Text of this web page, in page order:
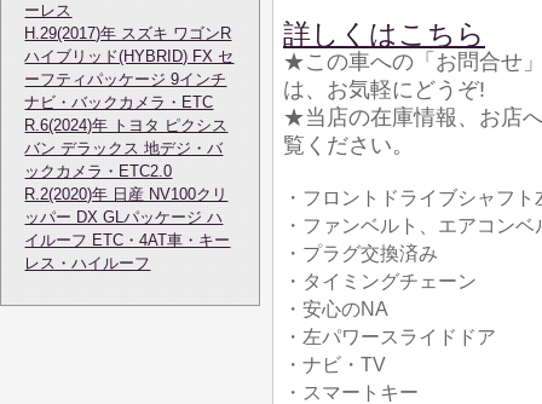
ーレス
H.29(2017)年 スズキ ワゴンR
ハイブリッド(HYBRID) FX セ
ーフティパッケージ 9インチ
ナビ・バックカメラ・ETC
R.6(2024)年 トヨタ ピクシス
バン デラックス 地デジ・バ
ックカメラ・ETC2.0
R.2(2020)年 日産 NV100クリ
ッパー DX GLパッケージ ハ
イルーフ ETC・4AT車・キー
レス・ハイルーフ
詳しくはこちら
★この車への「お問合せ
は、お気軽にどうぞ!
★当店の在庫情報、お店
覧ください。
・フロントドライブシャフ
・ファンベルト、エアコン
・プラグ交換済み
・タイミングチェーン
・安心のNA
・左パワースライドドア
・ナビ・TV
・スマートキー